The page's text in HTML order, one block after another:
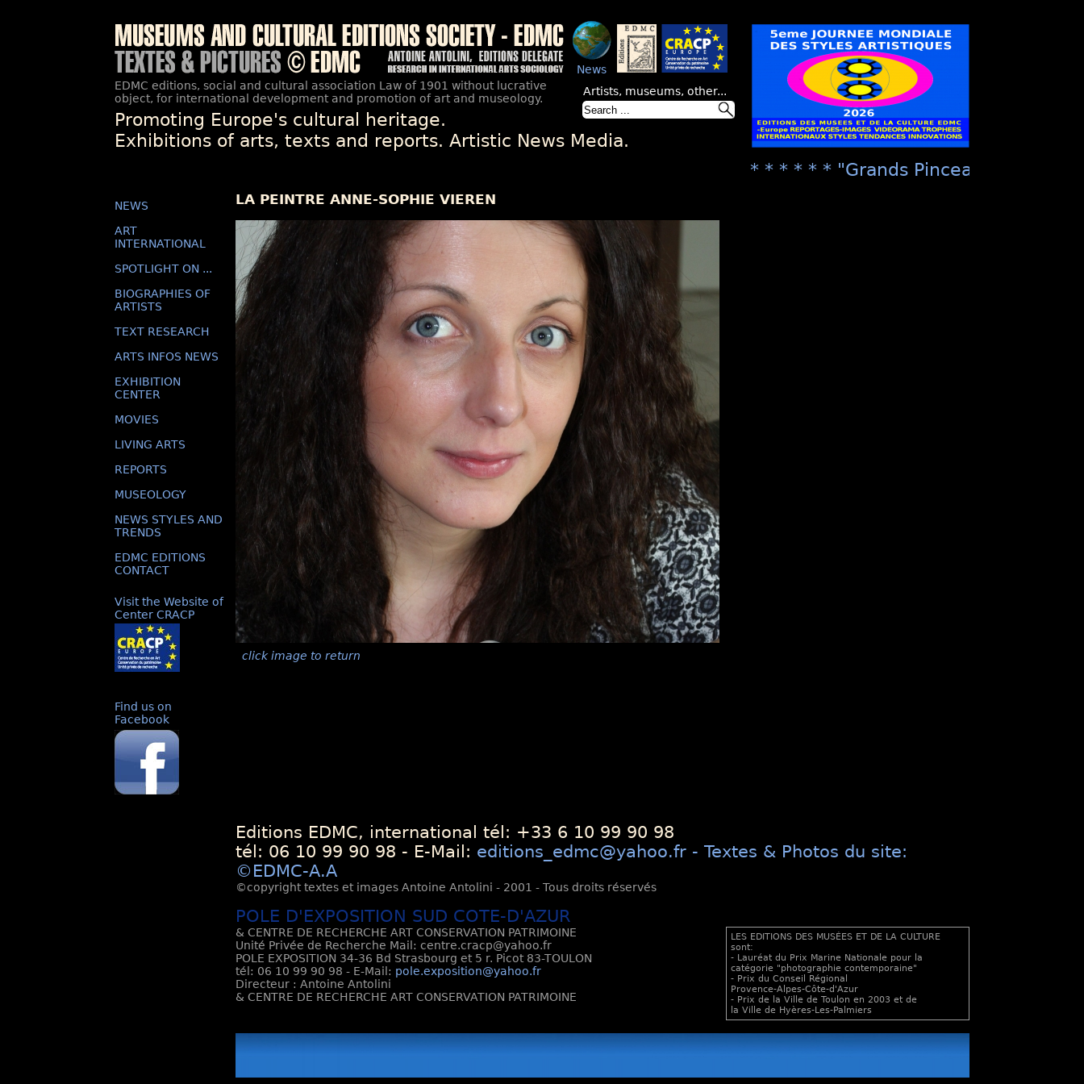
News
EDMC editions, social and cultural association Law of 1901 without lucrative
object, for international development and promotion of art and museology.
Promoting Europe's cultural heritage.
Exhibitions of arts, texts and reports. Artistic News Media.
Artists, museums, other...
* * * * * * "Grands Pinceaux de
NEWS
ART
INTERNATIONAL
SPOTLIGHT ON ...
BIOGRAPHIES OF
ARTISTS
TEXT RESEARCH
ARTS INFOS NEWS
EXHIBITION
CENTER
MOVIES
LIVING ARTS
REPORTS
MUSEOLOGY
NEWS STYLES AND
TRENDS
EDMC EDITIONS
CONTACT
Visit the Website of
Center CRACP
Find us on
Facebook
LA PEINTRE ANNE-SOPHIE VIEREN
click image to return
Editions EDMC, international tél: +33 6 10 99 90 98
tél: 06 10 99 90 98 - E-Mail: editions_edmc@yahoo.fr - Textes & Photos du site:
©EDMC-A.A
©copyright textes et images Antoine Antolini - 2001 - Tous droits réservés
POLE D'EXPOSITION SUD COTE-D'AZUR
& CENTRE DE RECHERCHE ART CONSERVATION PATRIMOINE
Unité Privée de Recherche Mail: centre.cracp@yahoo.fr
POLE EXPOSITION 34-36 Bd Strasbourg et 5 r. Picot 83-TOULON
tél: 06 10 99 90 98 - E-Mail: pole.exposition@yahoo.fr
Directeur : Antoine Antolini
& CENTRE DE RECHERCHE ART CONSERVATION PATRIMOINE
LES EDITIONS DES MUSÉES ET DE LA CULTURE
sont:
- Lauréat du Prix Marine Nationale pour la
catégorie "photographie contemporaine"
- Prix du Conseil Régional
Provence-Alpes-Côte-d'Azur
- Prix de la Ville de Toulon en 2003 et de
la Ville de Hyères-Les-Palmiers